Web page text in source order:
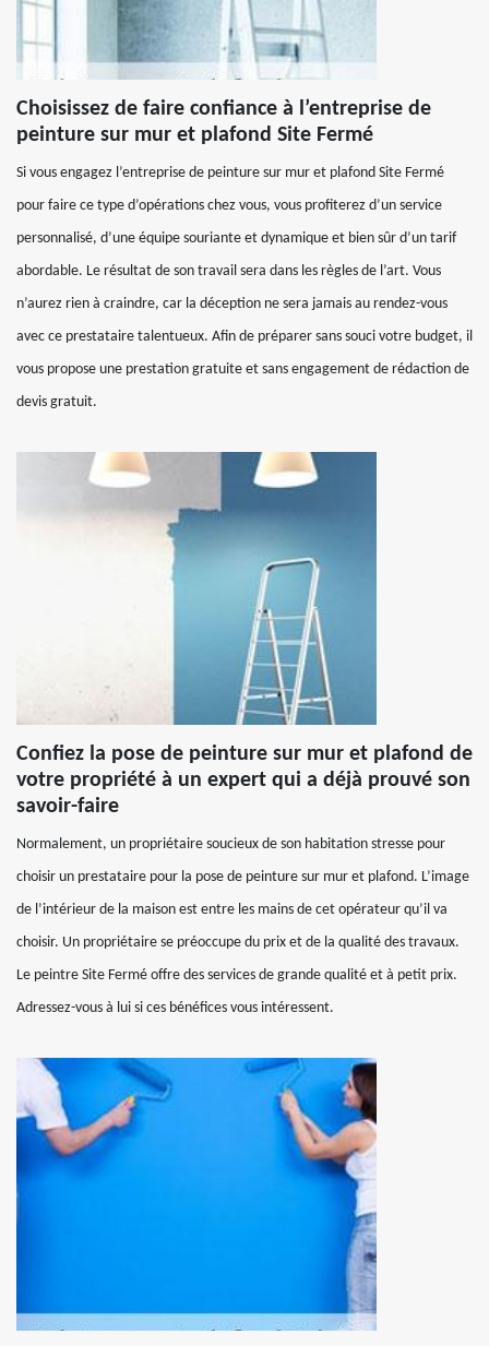
Choisissez de faire confiance à l’entreprise de
peinture sur mur et plafond Site Fermé
Si vous engagez l’entreprise de peinture sur mur et plafond Site Fermé
pour faire ce type d’opérations chez vous, vous profiterez d’un service
personnalisé, d’une équipe souriante et dynamique et bien sûr d’un tarif
abordable. Le résultat de son travail sera dans les règles de l’art. Vous
n’aurez rien à craindre, car la déception ne sera jamais au rendez-vous
avec ce prestataire talentueux. Afin de préparer sans souci votre budget, il
vous propose une prestation gratuite et sans engagement de rédaction de
devis gratuit.
Confiez la pose de peinture sur mur et plafond de
votre propriété à un expert qui a déjà prouvé son
savoir-faire
Normalement, un propriétaire soucieux de son habitation stresse pour
choisir un prestataire pour la pose de peinture sur mur et plafond. L’image
de l’intérieur de la maison est entre les mains de cet opérateur qu’il va
choisir. Un propriétaire se préoccupe du prix et de la qualité des travaux.
Le peintre Site Fermé offre des services de grande qualité et à petit prix.
Adressez-vous à lui si ces bénéfices vous intéressent.